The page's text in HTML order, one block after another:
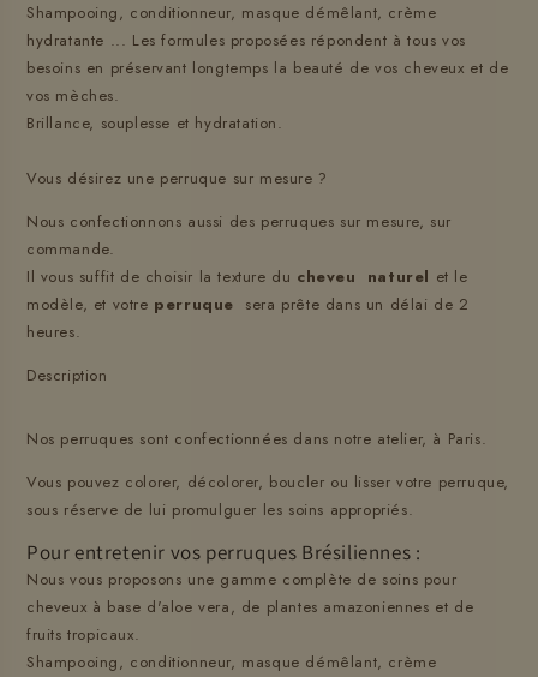
Shampooing, conditionneur, masque démêlant, crème
hydratante ... Les formules proposées répondent à tous vos
besoins en préservant longtemps la beauté de vos cheveux et de
vos mèches.
Brillance, souplesse et hydratation.
Vous désirez une perruque sur mesure ?
Nous confectionnons aussi des perruques sur mesure, sur
commande.
Il vous suffit de choisir la texture du cheveu naturel et le
modèle, et votre perruque sera prête dans un délai de 2
heures.
Description
Nos perruques sont confectionnées dans notre atelier, à Paris.
Vous pouvez colorer, décolorer, boucler ou lisser votre perruque,
sous réserve de lui promulguer les soins appropriés.
Pour entretenir vos perruques Brésiliennes :
Nous vous proposons une gamme complète de soins pour
cheveux à base d'aloe vera, de plantes amazoniennes et de
fruits tropicaux.
Shampooing, conditionneur, masque démêlant, crème